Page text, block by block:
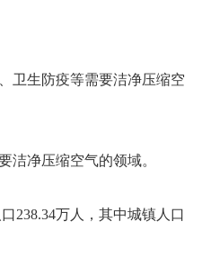
卫生防疫等需要洁净压缩空
洁净压缩空气的领域。
238.34万人，其中城镇人口